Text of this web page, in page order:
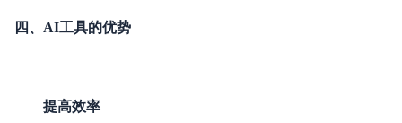
四、AI工具的优势
提高效率